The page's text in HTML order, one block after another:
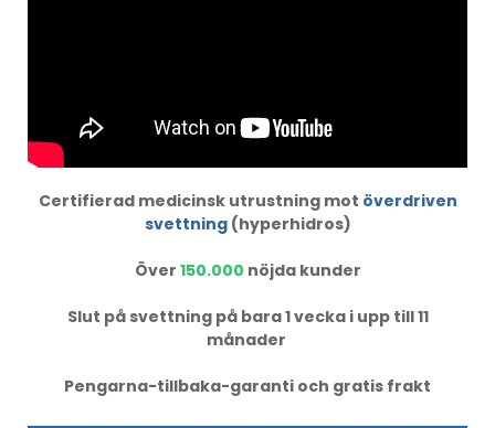
Certifierad medicinsk utrustning mot överdriven
svettning(hyperhidros)
Över 150.000 nöjda kunder
Slut på svettning på bara 1 vecka i upp till 11
månader
Pengarna-tillbaka-garanti och gratis frakt